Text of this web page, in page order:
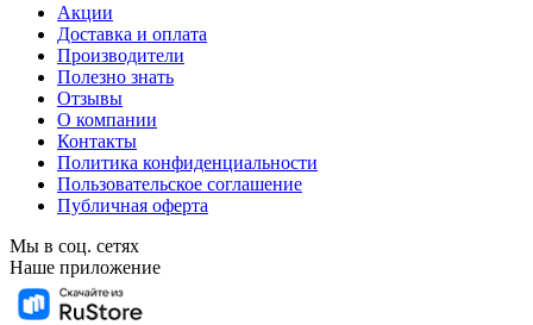
Акции
Доставка и оплата
Производители
Полезно знать
Отзывы
О компании
Контакты
Политика конфиденциальности
Пользовательское соглашение
Публичная оферта
Мы в соц. сетях
Наше приложение